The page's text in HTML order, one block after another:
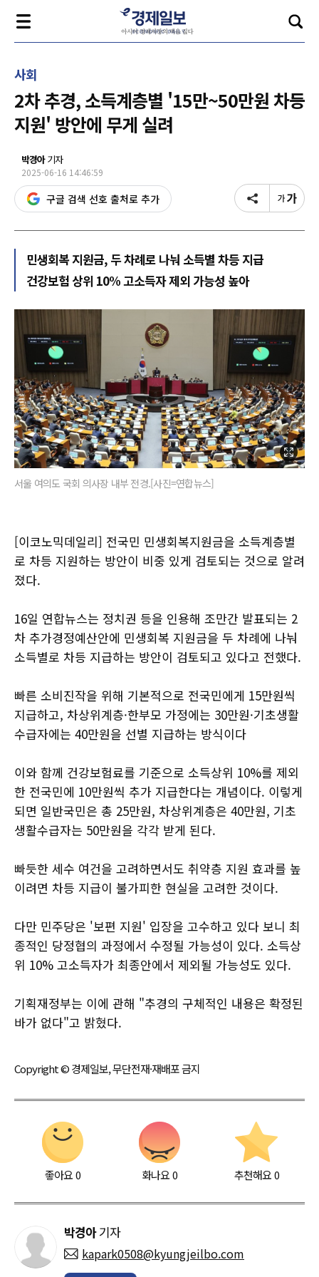
사회
2차 추경, 소득계층별 '15만~50만원 차등
지원' 방안에 무게 실려
박경아기자
2025-06-16 14:46:59
구글 검색 선호 출처로 추가
민생회복 지원금, 두 차례로 나눠 소득별 차등 지급
건강보험 상위 10% 고소득자 제외 가능성 높아
서울 여의도 국회 의사장 내부 전경.[사진=연합뉴스]
[이코노믹데일리] 전국민 민생회복지원금을 소득계층별
로 차등 지원하는 방안이 비중 있게 검토되는 것으로 알려
졌다.
16일 연합뉴스는 정치권 등을 인용해 조만간 발표되는 2
차 추가경정예산안에 민생회복 지원금을 두 차례에 나눠
소득별로 차등 지급하는 방안이 검토되고 있다고 전했다.
빠른 소비진작을 위해 기본적으로 전국민에게 15만원씩
지급하고, 차상위계층·한부모 가정에는 30만원·기초생활
수급자에는 40만원을 선별 지급하는 방식이다
이와 함께 건강보험료를 기준으로 소득상위 10%를 제외
한 전국민에 10만원씩 추가 지급한다는 개념이다. 이렇게
되면 일반국민은 총 25만원, 차상위계층은 40만원, 기초
생활수급자는 50만원을 각각 받게 된다.
빠듯한 세수 여건을 고려하면서도 취약층 지원 효과를 높
이려면 차등 지급이 불가피한 현실을 고려한 것이다.
다만 민주당은 '보편 지원' 입장을 고수하고 있다 보니 최
종적인 당정협의 과정에서 수정될 가능성이 있다. 소득상
위 10% 고소득자가 최종안에서 제외될 가능성도 있다.
기획재정부는 이에 관해 "추경의 구체적인 내용은 확정된
바가 없다"고 밝혔다.
Copyright © 경제일보, 무단전재·재배포 금지
좋아요0 화나요0 추천해요 0
박경아기자
kapark0508@kyungjeilbo.com